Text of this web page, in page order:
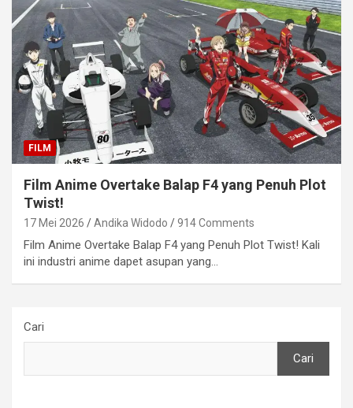
FILM
Film Anime Overtake Balap F4 yang Penuh Plot
Twist!
17 Mei 2026 Andika Widodo 914 Comments
Film Anime Overtake Balap F4 yang Penuh Plot Twist! Kali
ini industri anime dapet asupan yang…
Cari
Cari